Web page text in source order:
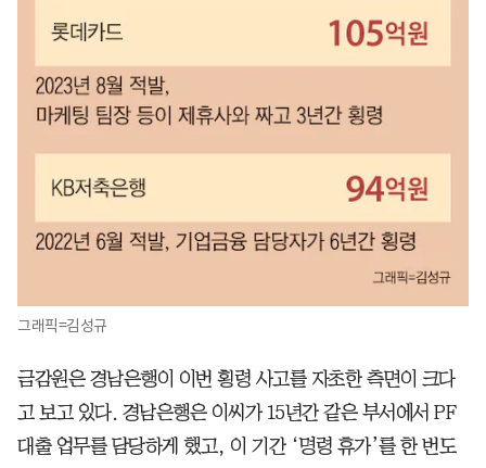
그래픽=김성규
금감원은 경남은행이 이번 횡령 사고를 자초한 측면이 크다
고 보고 있다. 경남은행은 이씨가 15년간 같은 부서에서 PF
대출 업무를 담당하게 했고, 이 기간 ‘명령 휴가’를 한 번도